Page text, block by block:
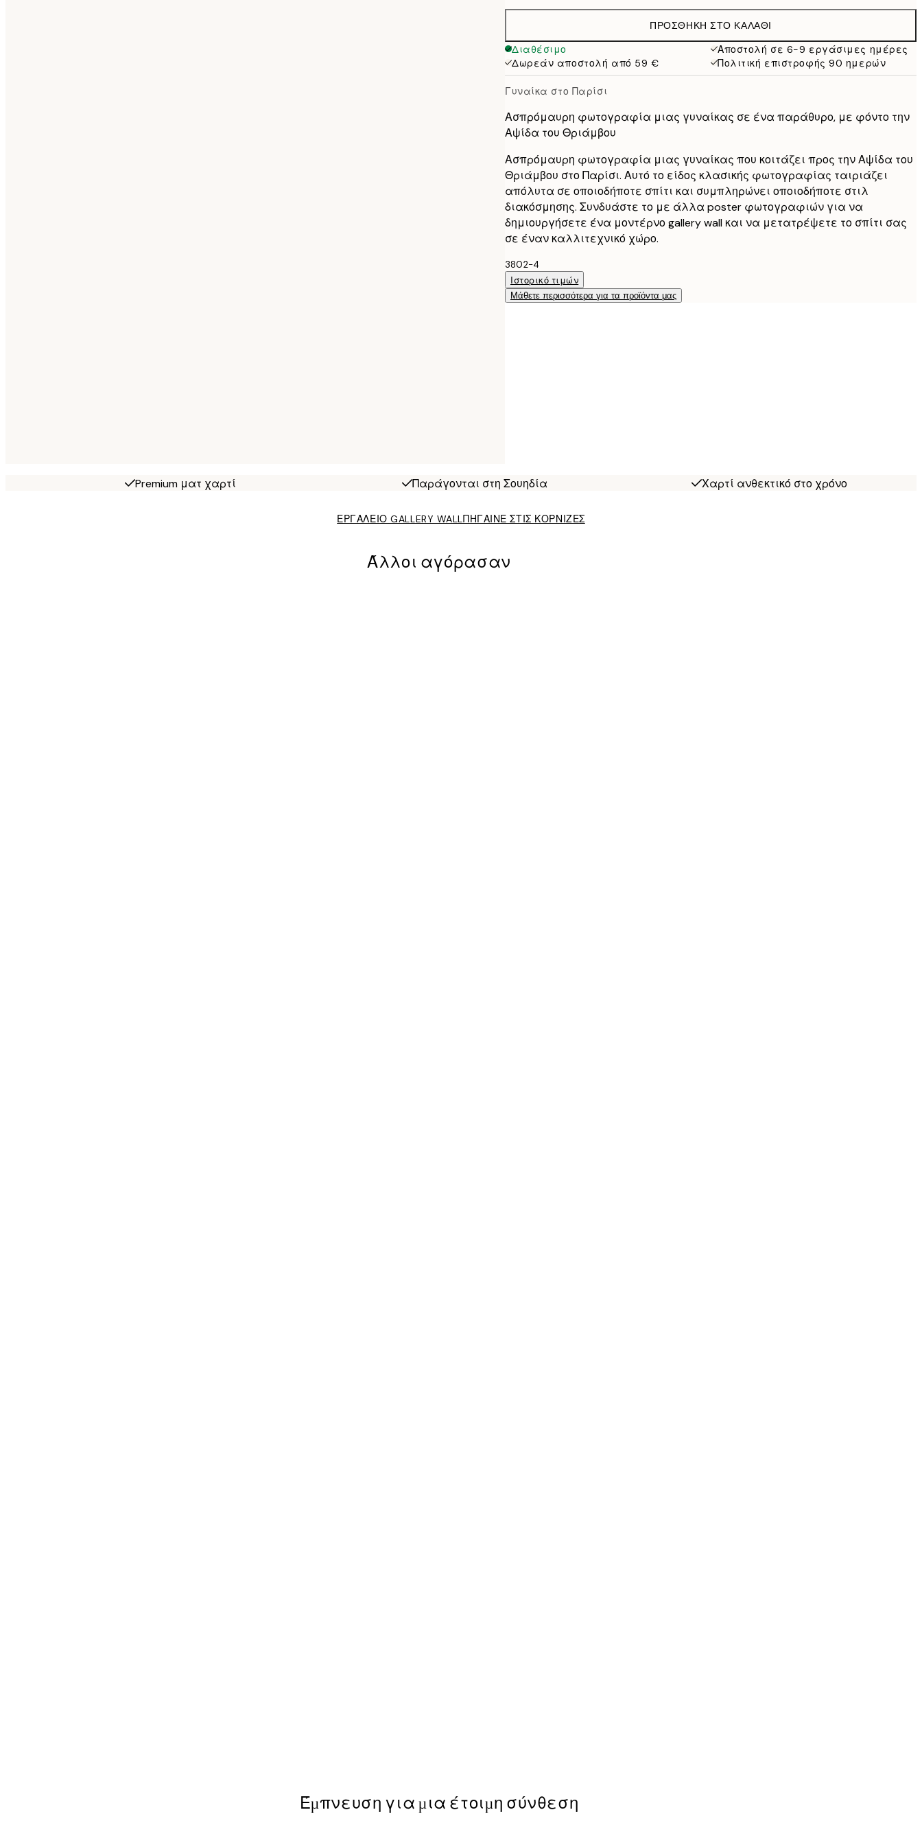
21,95 €
30,45 €
50x70 cm
38 €
70x100 cm
100x150 cm
ΠΡΟΣΘΉΚΗ ΣΤΟ ΚΑΛΆΘΙ
Διαθέσιμο
Αποστολή σε 6-9 εργάσιμες ημέρες
Δωρεάν αποστολή από 59 €
Πολιτική επιστροφής 90 ημερών
Γυναίκα στο Παρίσι
Ασπρόμαυρη φωτογραφία μιας γυναίκας σε ένα παράθυρο, με φόντο την
Αψίδα του Θριάμβου
Ασπρόμαυρη φωτογραφία μιας γυναίκας που κοιτάζει προς την Αψίδα του
Θριάμβου στο Παρίσι. Αυτό το είδος κλασικής φωτογραφίας ταιριάζει
απόλυτα σε οποιοδήποτε σπίτι και συμπληρώνει οποιοδήποτε στιλ
διακόσμησης. Συνδυάστε το με άλλα poster φωτογραφιών για να
δημιουργήσετε ένα μοντέρνο gallery wall και να μετατρέψετε το σπίτι σας
σε έναν καλλιτεχνικό χώρο.
3802-4
Ιστορικό τιμών
Μάθετε περισσότερα για τα προϊόντα μας
Premium ματ χαρτί Παράγονται στη Σουηδία Χαρτί ανθεκτικό στο χρόνο
ΕΡΓΑΛΕΙΟ GALLERY WALLΠΗΓΑΙΝΕ ΣΤΙΣ ΚΟΡΝΙΖΕΣ
Άλλοι αγόρασαν
Έμπνευση για μια έτοιμη σύνθεση